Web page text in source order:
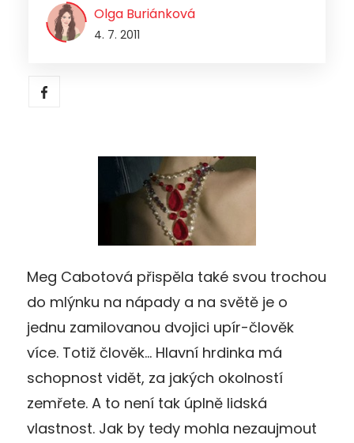
Olga Buriánková
4. 7. 2011
Meg Cabotová přispěla také svou trochou
do mlýnku na nápady a na světě je o
jednu zamilovanou dvojici upír-člověk
více. Totiž člověk… Hlavní hrdinka má
schopnost vidět, za jakých okolností
zemřete. A to není tak úplně lidská
vlastnost. Jak by tedy mohla nezaujmout